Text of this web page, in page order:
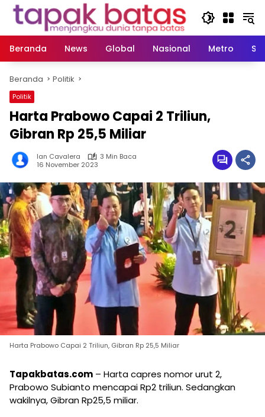
Langsung
Beranda
News Global Nasional Metro
Beranda Politik
Politik
Harta Prabowo Capai 2 Triliun,
Gibran Rp 25,5 Miliar
Ian Cavalera
3 Min Baca
16 November 2023
Harta Prabowo Capai 2 Triliun, Gibran Rp 25,5 Miliar
Tapakbatas.com – Harta capres nomor urut 2,
Prabowo Subianto mencapai Rp2 triliun. Sedangkan
wakilnya, Gibran Rp25,5 miliar.